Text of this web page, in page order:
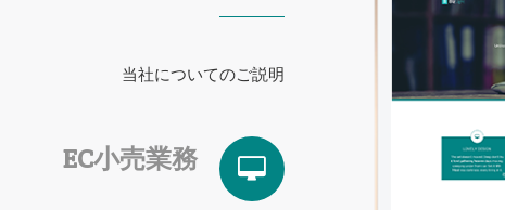
当社についてのご説明
EC小売業務